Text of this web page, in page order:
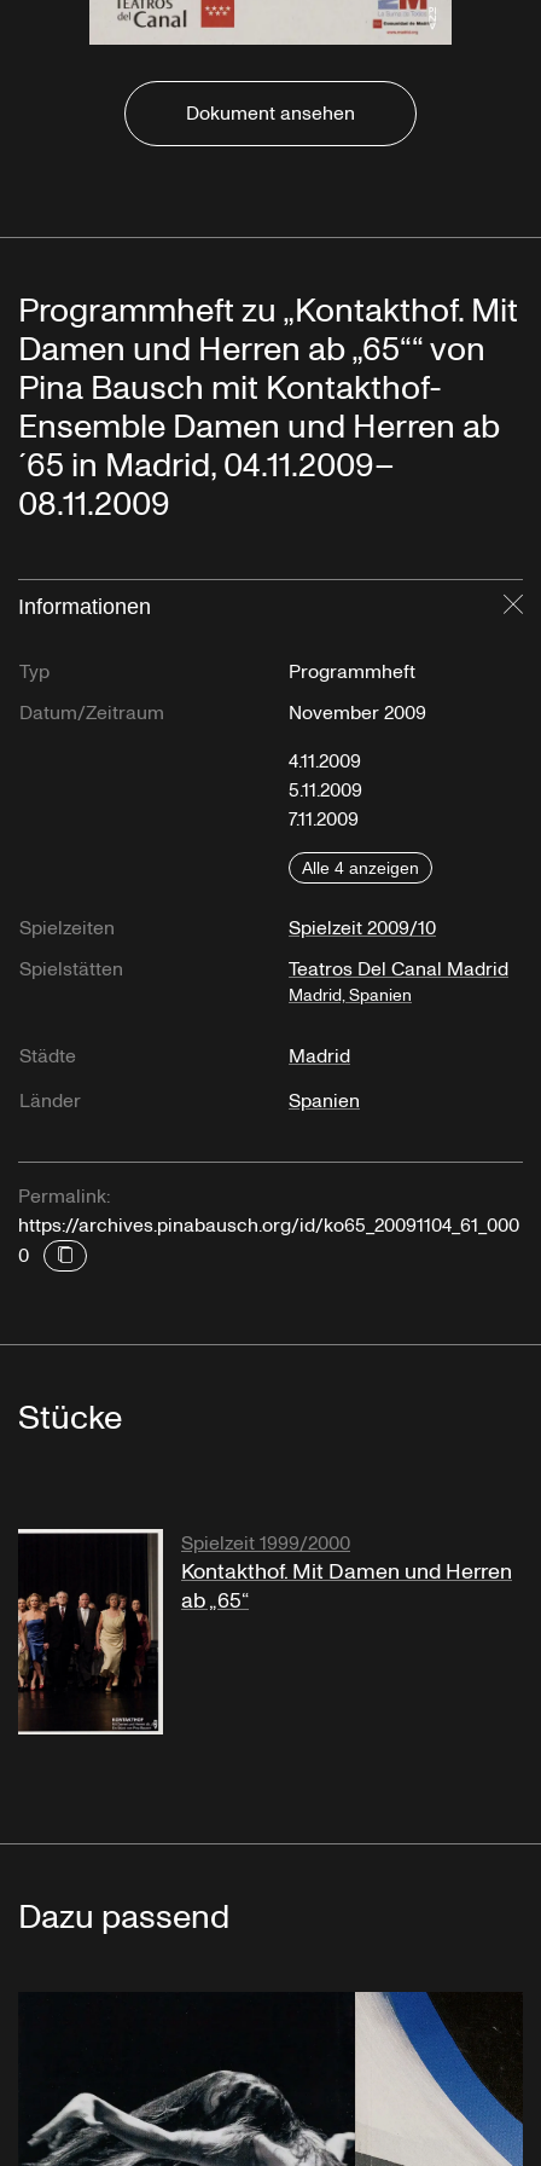
Dokument ansehen
Programmheft zu „Kontakthof. Mit
Damen und Herren ab „65““ von
Pina Bausch mit Kontakthof-
Ensemble Damen und Herren ab
´65 in Madrid, 04.11.2009–
08.11.2009
Informationen
Typ
Programmheft
Datum/Zeitraum
November 2009
4.11.2009
5.11.2009
7.11.2009
Alle 4 anzeigen
Spielzeiten
Spielzeit 2009/10
Spielstätten
Teatros Del Canal Madrid
Madrid, Spanien
Städte
Madrid
Länder
Spanien
Permalink:
https://archives.pinabausch.org/id/ko65_20091104_61_000
0
Stücke
Spielzeit 1999/2000
Kontakthof. Mit Damen und Herren
ab „65“
Dazu passend